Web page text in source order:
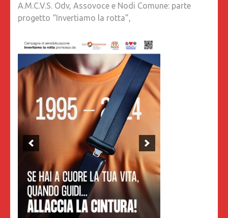
A.M.C.V.S. Odv, Assovoce e Nodi Comune: parte
progetto “Invertiamo la rotta”,